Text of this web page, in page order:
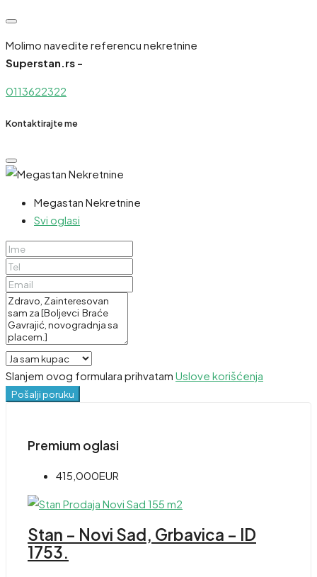
Molimo navedite referencu nekretnine
Superstan.rs -
0113622322
Kontaktirajte me
Megastan Nekretnine
Svi oglasi
Slanjem ovog formulara prihvatam Uslove korišćenja
Pošalji poruku
Premium oglasi
415,000EUR
Stan – Novi Sad, Grbavica – ID
1753.